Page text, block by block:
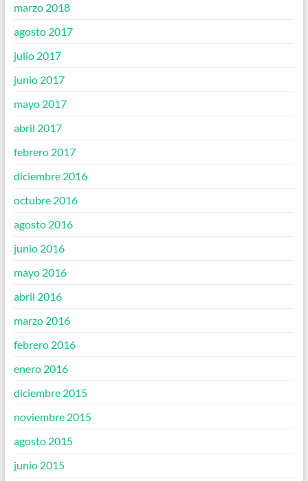
marzo 2018
agosto 2017
julio 2017
junio 2017
mayo 2017
abril 2017
febrero 2017
diciembre 2016
octubre 2016
agosto 2016
junio 2016
mayo 2016
abril 2016
marzo 2016
febrero 2016
enero 2016
diciembre 2015
noviembre 2015
agosto 2015
junio 2015